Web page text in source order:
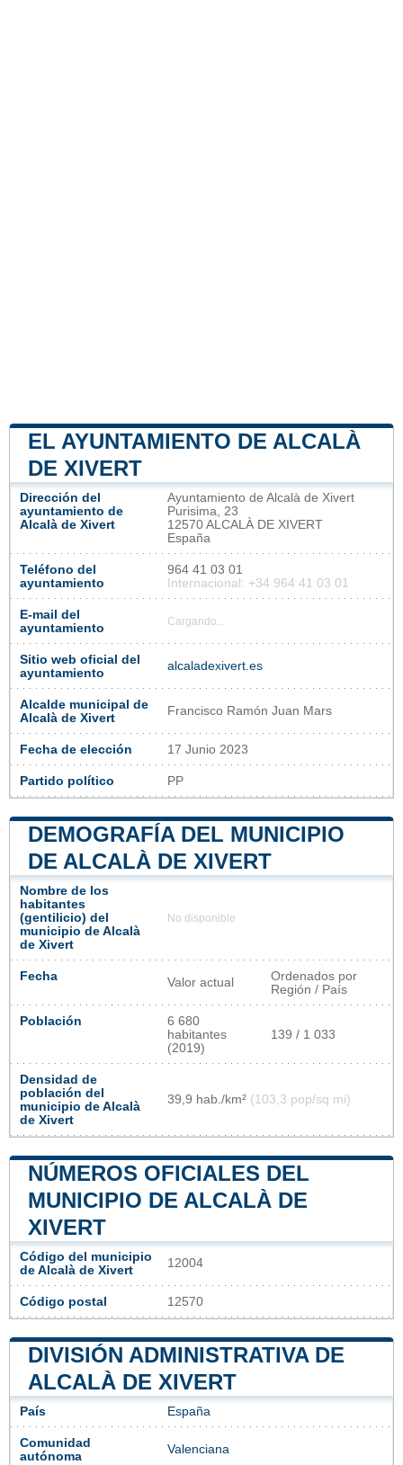
EL AYUNTAMIENTO DE ALCALÀ
DE XIVERT
Dirección del
ayuntamiento de
Alcalà de Xivert
Ayuntamiento de Alcalà de Xivert
Purisima, 23
12570 ALCALÀ DE XIVERT
España
Teléfono del
ayuntamiento
964 41 03 01
Internacional: +34 964 41 03 01
E-mail del
ayuntamiento
Cargando...
Sitio web oficial del
ayuntamiento
alcaladexivert.es
Alcalde municipal de
Alcalà de Xivert
Francisco Ramón Juan Mars
Fecha de elección 17 Junio 2023
Partido político PP
DEMOGRAFÍA DEL MUNICIPIO
DE ALCALÀ DE XIVERT
Nombre de los
habitantes
(gentilicio) del
municipio de Alcalà
de Xivert
No disponible
Fecha Valor actual
Ordenados por
Región / País
Población
6 680
habitantes
(2019)
139 / 1 033
Densidad de
población del
municipio de Alcalà
de Xivert
39,9 hab./km² (103,3 pop/sq mi)
NÚMEROS OFICIALES DEL
MUNICIPIO DE ALCALÀ DE
XIVERT
Código del municipio
de Alcalà de Xivert
12004
Código postal 12570
DIVISIÓN ADMINISTRATIVA DE
ALCALÀ DE XIVERT
País España
Comunidad
autónoma
Valenciana